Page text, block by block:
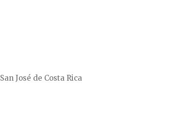
San José de Costa Rica